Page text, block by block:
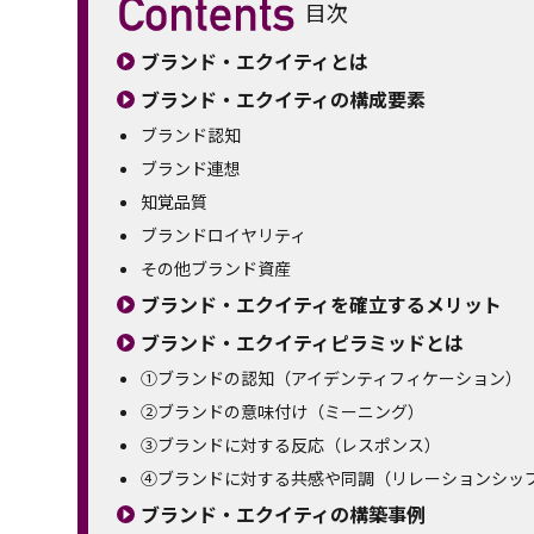
目次
ブランド・エクイティとは
ブランド・エクイティの構成要素
ブランド認知
ブランド連想
知覚品質
ブランドロイヤリティ
その他ブランド資産
ブランド・エクイティを確立するメリット
ブランド・エクイティピラミッドとは
①ブランドの認知（アイデンティフィケーション）
②ブランドの意味付け（ミーニング）
③ブランドに対する反応（レスポンス）
④ブランドに対する共感や同調（リレーションシッ
ブランド・エクイティの構築事例